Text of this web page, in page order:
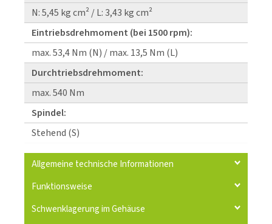
N: 5,45 kg cm² / L: 3,43 kg cm²
Eintriebsdrehmoment (bei 1500 rpm):
max. 53,4 Nm (N) / max. 13,5 Nm (L)
Durchtriebsdrehmoment:
max. 540 Nm
Spindel:
Stehend (S)
Allgemeine technische Informationen
Funktionsweise
Schwenklagerung im Gehäuse